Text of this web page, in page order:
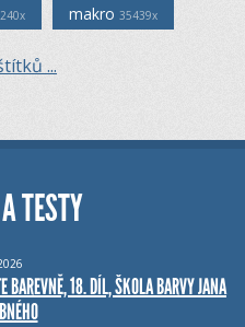
makro 35439x
...
TESTY
BAREVNĚ, 18. DÍL, ŠKOLA BARVY JANA